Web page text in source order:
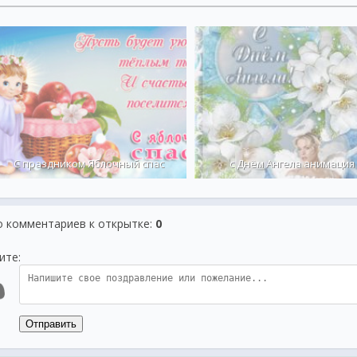
С праздником Яблочный спас с Днём Ангела анимация
комментариев к открытке: 0
Отправить